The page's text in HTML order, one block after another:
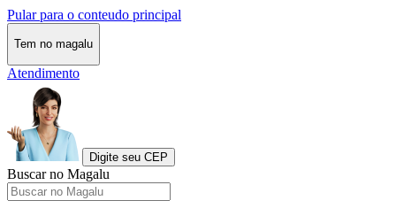
Pular para o conteudo principal
Tem no magalu
Atendimento
Digite seu CEP
Buscar no Magalu